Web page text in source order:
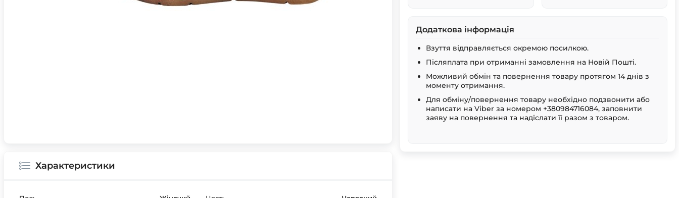
Додаткова інформація
Взуття відправляється окремою посилкою.
Післяплата при отриманні замовлення на Новій Пошті.
Можливий обмін та повернення товару протягом 14 днів з
моменту отримання.
Для обміну/повернення товару необхідно подзвонити або
написати на Viber за номером +380984716084, заповнити
заяву на повернення та надіслати її разом з товаром.
Характеристики